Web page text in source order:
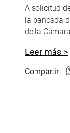
A solicitud
la bancada
de la
Leer más >
Compartir